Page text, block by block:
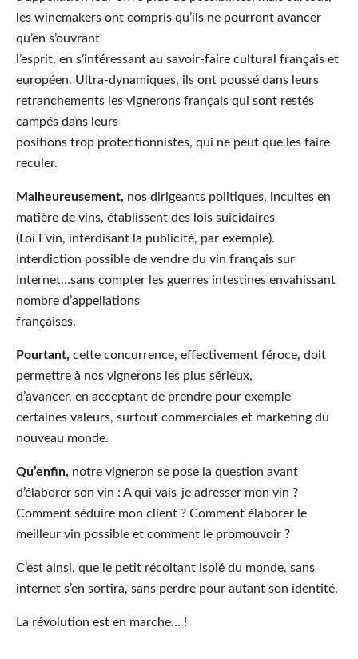
les winemakers ont compris qu’ils ne pourront avancer
qu’en s’ouvrant
l’esprit, en s’intéressant au savoir-faire cultural français et
européen. Ultra-dynamiques, ils ont poussé dans leurs
retranchements les vignerons français qui sont restés
campés dans leurs
positions trop protectionnistes, qui ne peut que les faire
reculer.
Malheureusement, nos dirigeants politiques, incultes en
matière de vins, établissent des lois suicidaires
(Loi Evin, interdisant la publicité, par exemple).
Interdiction possible de vendre du vin français sur
Internet…sans compter les guerres intestines envahissant
nombre d’appellations
françaises.
Pourtant, cette concurrence, effectivement féroce, doit
permettre à nos vignerons les plus sérieux,
d’avancer, en acceptant de prendre pour exemple
certaines valeurs, surtout commerciales et marketing du
nouveau monde.
Qu’enfin, notre vigneron se pose la question avant
d’élaborer son vin : A qui vais-je adresser mon vin ?
Comment séduire mon client ? Comment élaborer le
meilleur vin possible et comment le promouvoir ?
C’est ainsi, que le petit récoltant isolé du monde, sans
internet s’en sortira, sans perdre pour autant son identité.
La révolution est en marche… !